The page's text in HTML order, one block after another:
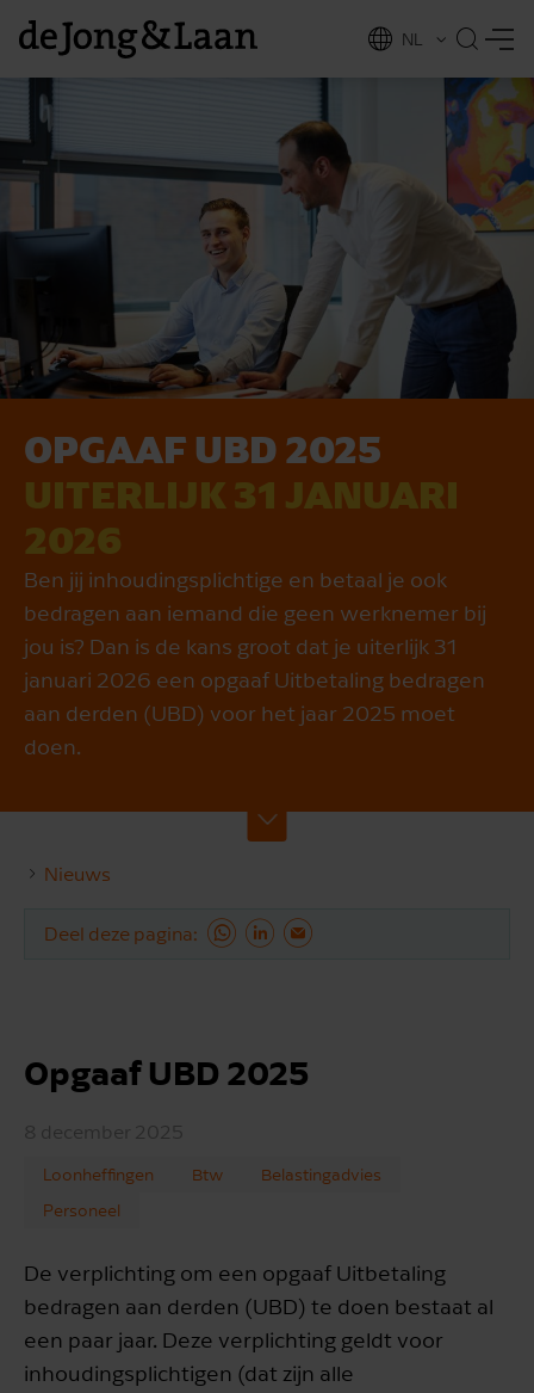
NL
OPGAAF UBD 2025
UITERLIJK 31 JANUARI
2026
Ben jij inhoudingsplichtige en betaal je ook
bedragen aan iemand die geen werknemer bij
jou is? Dan is de kans groot dat je uiterlijk 31
januari 2026 een opgaaf Uitbetaling bedragen
aan derden (UBD) voor het jaar 2025 moet
doen.
Nieuws
Deel deze pagina
Opgaaf UBD 2025
8 december 2025
Loonheffingen Btw
Belastingadvies
Personeel
De verplichting om een opgaaf Uitbetaling
bedragen aan derden (UBD) te doen bestaat al
een paar jaar. Deze verplichting geldt voor
inhoudingsplichtigen (dat zijn alle